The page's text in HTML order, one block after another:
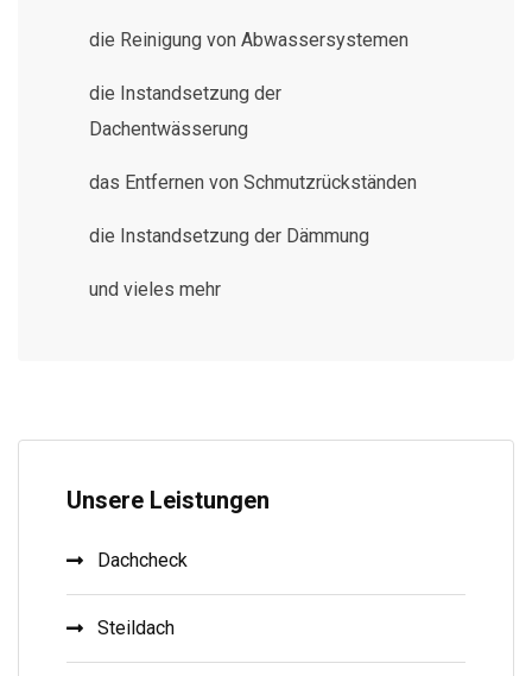
die Reinigung von Abwassersystemen
die Instandsetzung der
Dachentwässerung
das Entfernen von Schmutzrückständen
die Instandsetzung der Dämmung
und vieles mehr
Unsere Leistungen
Dachcheck
Steildach